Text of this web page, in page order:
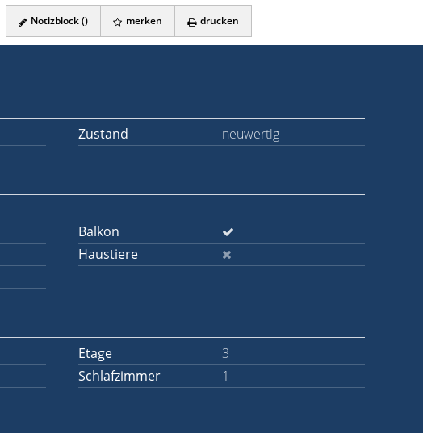
Notizblock () merken drucken
Zustand neuwertig
Balkon
Haustiere
Etage
3
Schlafzimmer
1